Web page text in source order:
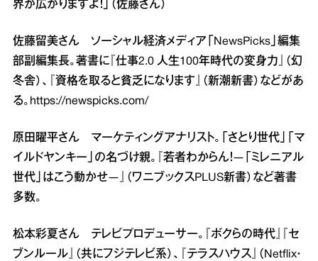
界が広がりますよ！」（佐藤さん）
佐藤留美さん ソーシャル経済メディア「NewsPicks」編集
部副編集長。著書に『仕事2.0 人生100年時代の変身力』（幻
冬舎）、『資格を取ると貧乏になります』（新潮新書）などがあ
る。 https://newspicks.com/
原田曜平さん マーケティングアナリスト。「さとり世代」「マ
イルドヤンキー」の名づけ親。『若者わからん！―「ミレニアル
世代」はこう動かせ―』（ワニブックスPLUS新書）など著書
多数。
松本彩夏さん テレビプロデューサー。『ボクらの時代』『セ
ブンルール』（共にフジテレビ系）、『テラスハウス』（Netflix・